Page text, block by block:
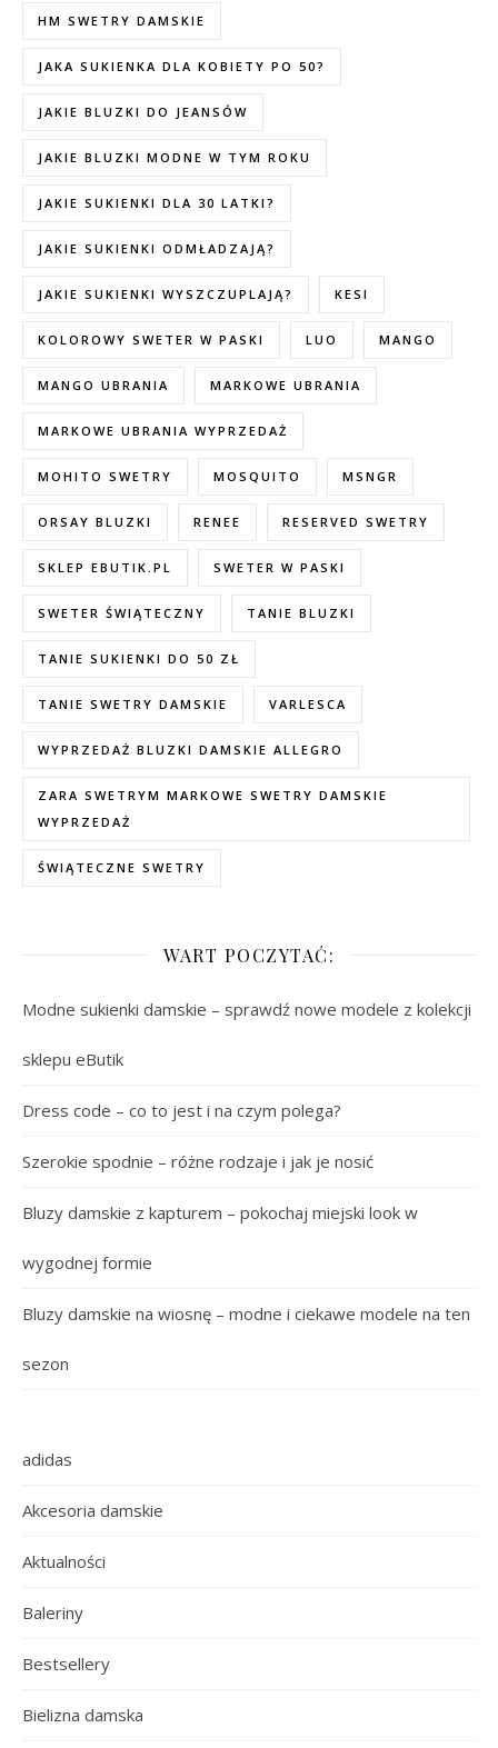
HM SWETRY DAMSKIE
JAKA SUKIENKA DLA KOBIETY PO 50?
JAKIE BLUZKI DO JEANSÓW
JAKIE BLUZKI MODNE W TYM ROKU
JAKIE SUKIENKI DLA 30 LATKI?
JAKIE SUKIENKI ODMŁADZAJĄ?
JAKIE SUKIENKI WYSZCZUPLAJĄ? KESI
KOLOROWY SWETER W PASKI LUO MANGO
MANGO UBRANIA MARKOWE UBRANIA
MARKOWE UBRANIA WYPRZEDAŻ
MOHITO SWETRY MOSQUITO MSNGR
ORSAY BLUZKI RENEE RESERVED SWETRY
SKLEP EBUTIK.PL SWETER W PASKI
SWETER ŚWIĄTECZNY TANIE BLUZKI
TANIE SUKIENKI DO 50 ZŁ
TANIE SWETRY DAMSKIE VARLESCA
WYPRZEDAŻ BLUZKI DAMSKIE ALLEGRO
ZARA SWETRYM MARKOWE SWETRY DAMSKIE
WYPRZEDAŻ
ŚWIĄTECZNE SWETRY
WART POCZYTAĆ:
Modne sukienki damskie – sprawdź nowe modele z kolekcji
sklepu eButik
Dress code – co to jest i na czym polega?
Szerokie spodnie – różne rodzaje i jak je nosić
Bluzy damskie z kapturem – pokochaj miejski look w
wygodnej formie
Bluzy damskie na wiosnę – modne i ciekawe modele na ten
sezon
adidas
Akcesoria damskie
Aktualności
Baleriny
Bestsellery
Bielizna damska